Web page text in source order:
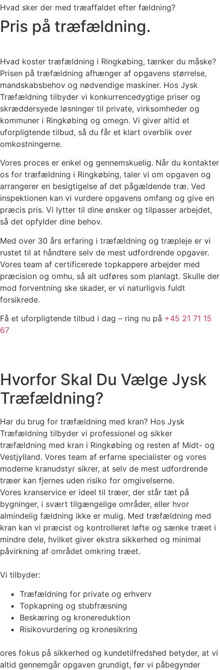
Hvad sker der med træaffaldet efter fældning?
Pris på træfældning.
Hvad koster træfældning i Ringkøbing, tænker du måske?
Prisen på træfældning afhænger af opgavens størrelse,
mandskabsbehov og nødvendige maskiner. Hos Jysk
Træfældning tilbyder vi konkurrencedygtige priser og
skræddersyede løsninger til private, virksomheder og
kommuner i Ringkøbing og omegn. Vi giver altid et
uforpligtende tilbud, så du får et klart overblik over
omkostningerne.
Vores proces er enkel og gennemskuelig. Når du kontakter
os for træfældning i Ringkøbing, taler vi om opgaven og
arrangerer en besigtigelse af det pågældende træ. Ved
inspektionen kan vi vurdere opgavens omfang og give en
præcis pris. Vi lytter til dine ønsker og tilpasser arbejdet,
så det opfylder dine behov.
Med over 30 års erfaring i træfældning og træpleje er vi
rustet til at håndtere selv de mest udfordrende opgaver.
Vores team af certificerede topkappere arbejder med
præcision og omhu, så alt udføres som planlagt. Skulle der
mod forventning ske skader, er vi naturligvis fuldt
forsikrede.
Få et uforpligtende tilbud i dag – ring nu på +45 21 71 15
67
Hvorfor Skal Du Vælge Jysk
Træfældning?
Har du brug for træfældning med kran? Hos Jysk
Træfældning tilbyder vi professionel og sikker
træfældning med kran i Ringkøbing og resten af Midt- og
Vestjylland. Vores team af erfarne specialister og vores
moderne kranudstyr sikrer, at selv de mest udfordrende
træer kan fjernes uden risiko for omgivelserne.
Vores kranservice er ideel til træer, der står tæt på
bygninger, i svært tilgængelige områder, eller hvor
almindelig fældning ikke er mulig. Med træfældning med
kran kan vi præcist og kontrolleret løfte og sænke træet i
mindre dele, hvilket giver ekstra sikkerhed og minimal
påvirkning af området omkring træet.
Vi tilbyder:
Træfældning for private og erhverv
Topkapning og stubfræsning
Beskæring og kronereduktion
Risikovurdering og kronesikring
ores fokus på sikkerhed og kundetilfredshed betyder, at vi
altid gennemgår opgaven grundigt, før vi påbegynder